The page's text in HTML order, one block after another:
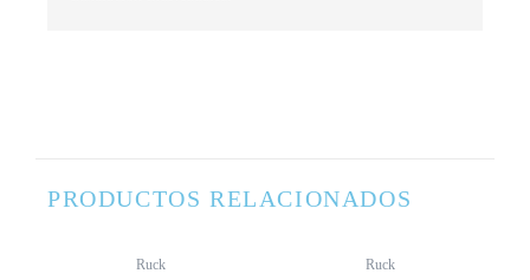
PRODUCTOS RELACIONADOS
Ruck
Ruck